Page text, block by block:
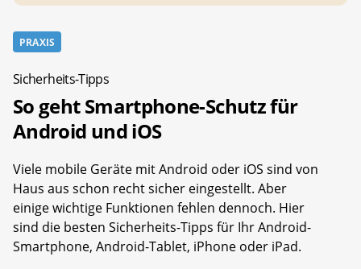
PRAXIS
Sicherheits-Tipps
So geht Smartphone-Schutz für
Android und iOS
Viele mobile Geräte mit Android oder iOS sind von
Haus aus schon recht sicher eingestellt. Aber
einige wichtige Funktionen fehlen dennoch. Hier
sind die besten Sicherheits-Tipps für Ihr Android-
Smartphone, Android-Tablet, iPhone oder iPad.